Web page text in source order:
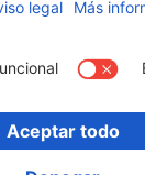
Escoger Pais